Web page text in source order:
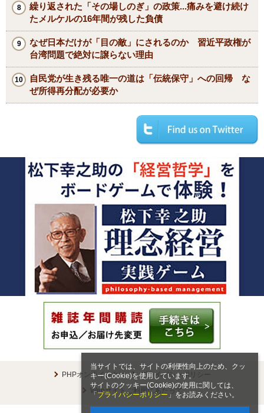
当サイトでは、サイトの利便性向上のため、クッ
キー(Cookie)を使用しています。
サイトのクッキー(Cookie)の使用に関しては、
「 プライバシーポリシー 」をお読みください。
繰り返された「その場しのぎ」の政策...痛みを避け続け
たメルケルの16年間が残した負債
なぜ日本だけが「目の敵」にされるのか 習近平政権が
台湾問題で絶対に譲らない理由
自民党が生き残る唯一の道は「伝統保守」への回帰 な
ぜ所得再分配が必要か
PHPオンラインとは
プライバシーポリシー
Webサイトご利用にあたって